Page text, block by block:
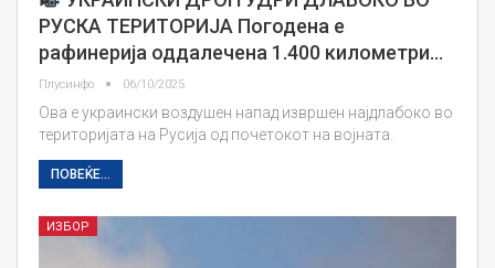
РУСКА ТЕРИТОРИЈА Погодена е
рафинерија оддалечена 1.400 километри…
Плусинфо 06/10/2025
Ова е украински воздушен напад извршен најдлабоко во
територијата на Русија од почетокот на војната.
ПОВЕЌЕ...
ИЗБОР